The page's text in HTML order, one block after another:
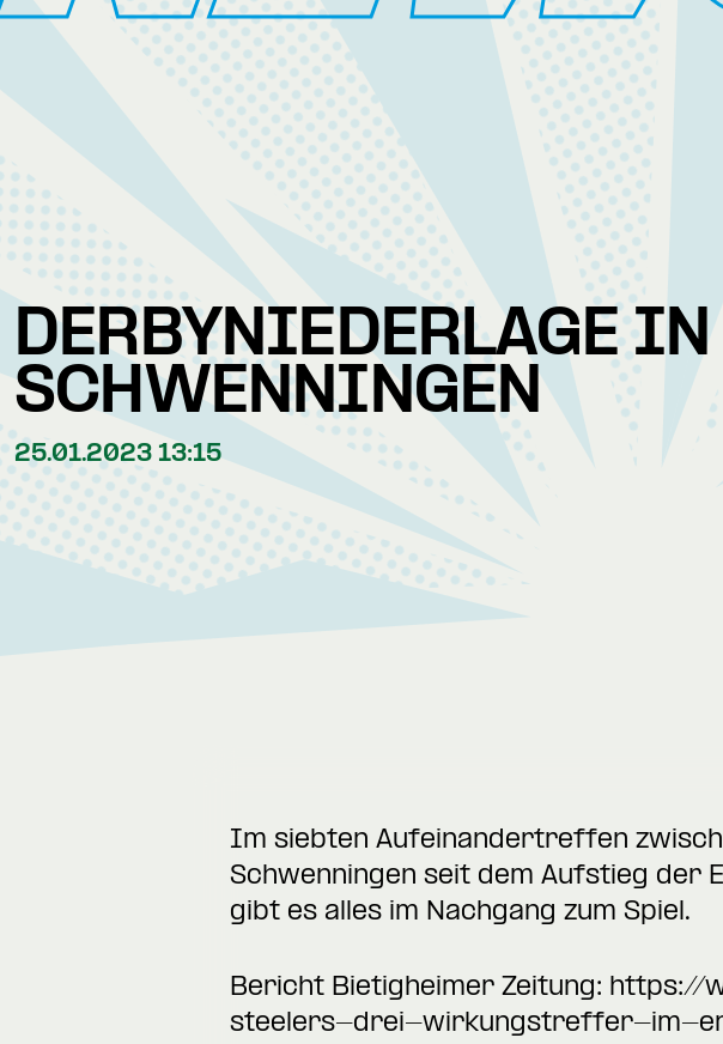
DERBYNIEDERLAGE IN
SCHWENNINGEN
25.01.2023 13:15
Im siebten Aufeinandertreffen
Schwenningen seit dem Aufstieg der
gibt es alles im Nachgang zum Spiel.
Bericht Bietigheimer Zeitung: https://
steelers-drei-wirkungstreffer-im-